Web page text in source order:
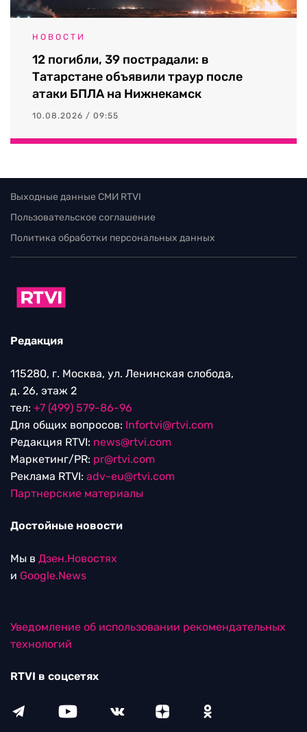
НОВОСТИ
12 погибли, 39 пострадали: в
Татарстане объявили траур после
атаки БПЛА на Нижнекамск
10.08.2026 / 09:55
Выходные данные СМИ RTVI
Пользовательское соглашение
Политика обработки персональных данных
Редакция
115280, г. Москва, ул. Ленинская слобода,
д. 26, этаж 2
тел: +7 (499) 579-86-96
Для общих вопросов: Infortvi@rtvi.com
Редакция RTVI: news@rtvi.com
Маркетинг/PR: pr@rtvi.com
Реклама RTVI: adv-eu@rtvi.com
Партнерские материалы
Достойные новости
Мы в Дзен.Новостях
и Google.News
Уведомление об использовании рекомендательных
технологий
RTVI в соцсетях